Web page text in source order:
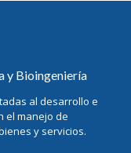
y Bioingeniería
al desarrollo e
el manejo de
y servicios.